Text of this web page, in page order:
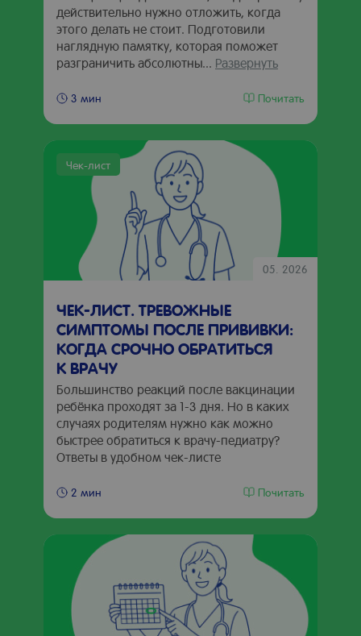
действительно нужно отложить, когда
этого делать не стоит. Подготовили
наглядную памятку, которая поможет
разграничить абсолютны... Развернуть
3 мин Почитать
Чек-лист
05. 2026
ЧЕК-ЛИСТ. ТРЕВОЖНЫЕ
СИМПТОМЫ ПОСЛЕ ПРИВИВКИ:
КОГДА СРОЧНО ОБРАТИТЬСЯ
К ВРАЧУ
Большинство реакций после вакцинации
ребёнка проходят за 1-3 дня. Но в каких
случаях родителям нужно как можно
быстрее обратиться к врачу-педиатру?
Ответы в удобном чек-листе
2 мин Почитать